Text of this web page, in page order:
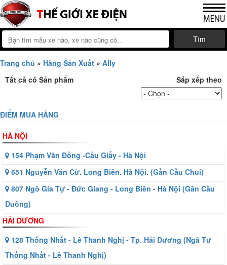
Tìm
Trang chủ » Hãng Sản Xuất » Ally
Tất cả có Sản phẩm Sắp xếp theo
ĐIỂM MUA HÀNG
HÀ NỘI
154 Phạm Văn Đồng -Cầu Giấy - Hà Nội
651 Nguyễn Văn Cừ. Long Biên. Hà Nội. (Gần Cầu Chui)
807 Ngô Gia Tự - Đức Giang - Long Biên - Hà Nội (Gần Cầu
Đuông)
HẢI DƯƠNG
128 Thống Nhất - Lê Thanh Nghị - Tp. Hải Dương (Ngã Tư
Thống Nhất - Lê Thanh Nghị)